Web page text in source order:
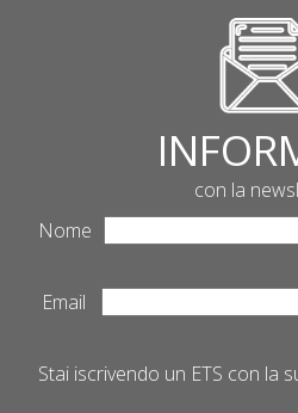
con la
Nome
Email
Stai iscrivendo un ETS con la